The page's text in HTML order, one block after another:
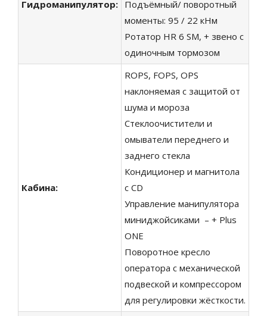
Гидроманипулятор: Подъёмный/ поворотный
моменты: 95 / 22 кНм
Ротатор HR 6 SM, + звено с
одиночным тормозом
Кабина:
ROPS, FOPS, OPS
наклоняемая с защитой от
шума и мороза
Стеклоочистители и
омыватели переднего и
заднего стекла
Кондиционер и магнитола
с CD
Управление манипулятора
миниджойсиками – + Plus
ONE
Поворотное кресло
оператора с механической
подвеской и компрессором
для регулировки жёсткости.